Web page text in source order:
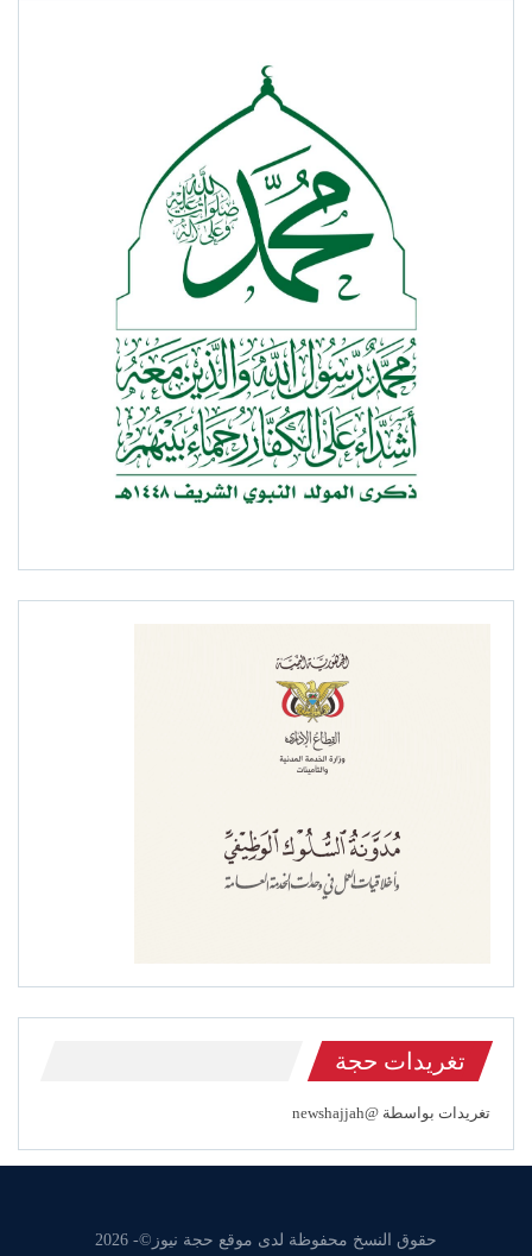
تغريدات حجة
تغريدات بواسطة @newshajjah
حقوق النسخ محفوظة لدى موقع حجة نيوز©- 2026